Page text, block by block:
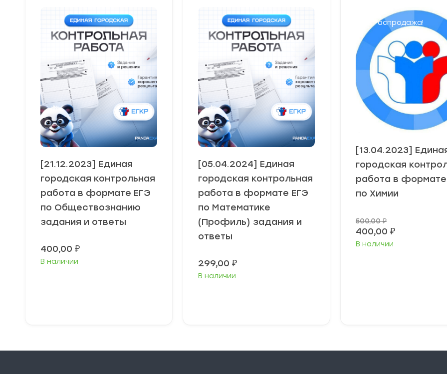
[21.12.2023] Единая
городская контрольная
работа в формате ЕГЭ
по Обществознанию
задания и ответы
400,00 ₽
В наличии
[05.04.2024] Единая
городская контрольная
работа в формате ЕГЭ
по Математике
(Профиль) задания и
ответы
299,00 ₽
В наличии
Распродажа!
[13.04.2023]
городская
работа в
по Химии
500,00₽
400,00 ₽
В наличии